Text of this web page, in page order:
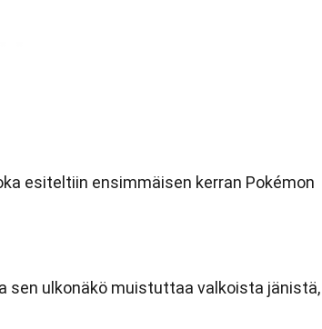
esiteltiin ensimmäisen kerran Pokémon
sen ulkonäkö muistuttaa valkoista jänistä,